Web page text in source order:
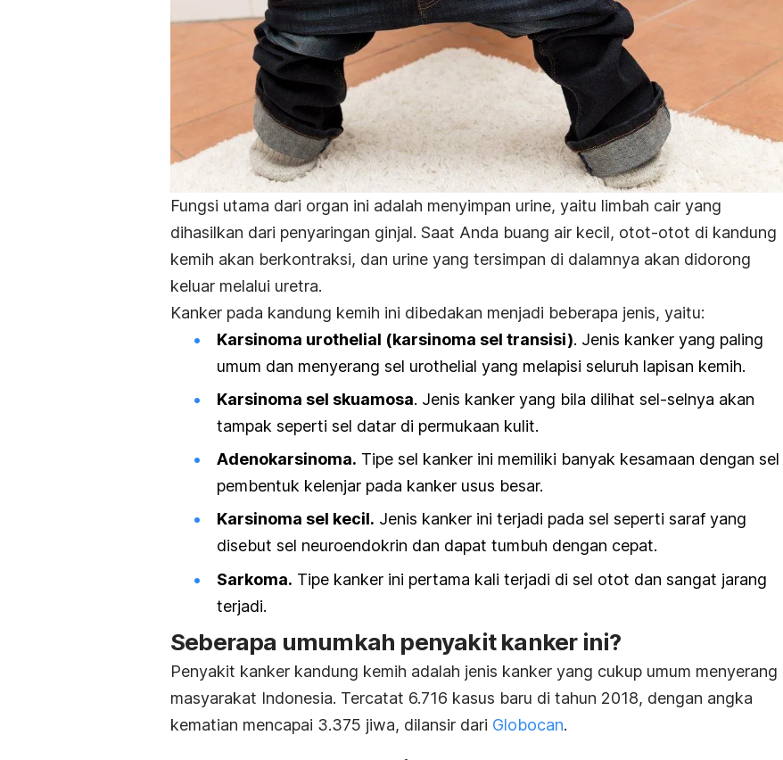
Fungsi utama dari organ ini adalah menyimpan urine, yaitu limbah cair yang
dihasilkan dari penyaringan ginjal. Saat Anda buang air kecil, otot-otot di kandung
kemih akan berkontraksi, dan urine yang tersimpan di dalamnya akan didorong
keluar melalui uretra.
Kanker pada kandung kemih ini dibedakan menjadi beberapa jenis, yaitu:
Karsinoma urothelial (karsinoma sel transisi). Jenis kanker yang paling
umum dan menyerang sel urothelial yang melapisi seluruh lapisan kemih.
Karsinoma sel skuamosa. Jenis kanker yang bila dilihat sel-selnya akan
tampak seperti sel datar di permukaan kulit.
Adenokarsinoma. Tipe sel kanker ini memiliki banyak kesamaan dengan sel
pembentuk kelenjar pada kanker usus besar.
Karsinoma sel kecil. Jenis kanker ini terjadi pada sel seperti saraf yang
disebut sel neuroendokrin dan dapat tumbuh dengan cepat.
Sarkoma. Tipe kanker ini pertama kali terjadi di sel otot dan sangat jarang
terjadi.
Seberapa umumkah penyakit kanker ini?
Penyakit kanker kandung kemih adalah jenis kanker yang cukup umum menyerang
masyarakat Indonesia. Tercatat 6.716 kasus baru di tahun 2018, dengan angka
kematian mencapai 3.375 jiwa, dilansir dari Globocan.